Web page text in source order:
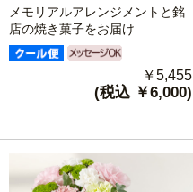
メモリアルアレンジメントと銘
店の焼き菓子をお届け
￥5,455
(税込 ￥6,000)